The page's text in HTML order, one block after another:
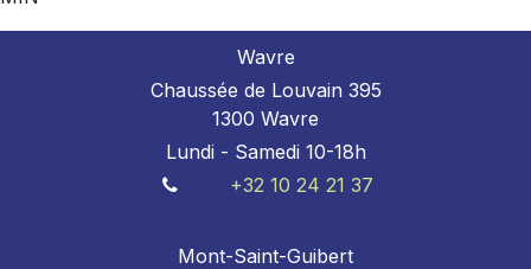
Wavre
Chaussée de Louvain 395
1300 Wavre
Lundi - Samedi 10-18h
+32 10 24 21 37
Mont-Saint-Guibert